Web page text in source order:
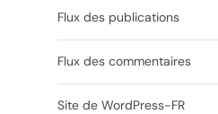
Flux des publications
Flux des commentaires
Site de WordPress-FR